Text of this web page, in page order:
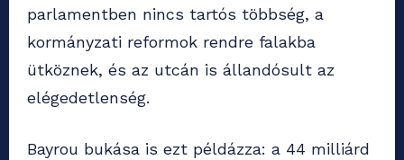
parlamentben nincs tartós többség, a
kormányzati reformok rendre falakba
ütköznek, és az utcán is állandósult az
elégedetlenség.
Bayrou bukása is ezt példázza: a 44 milliárd